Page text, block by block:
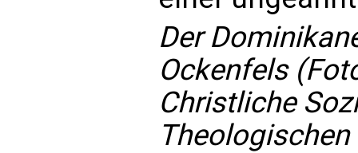
Der
Ockenfels
Christliche